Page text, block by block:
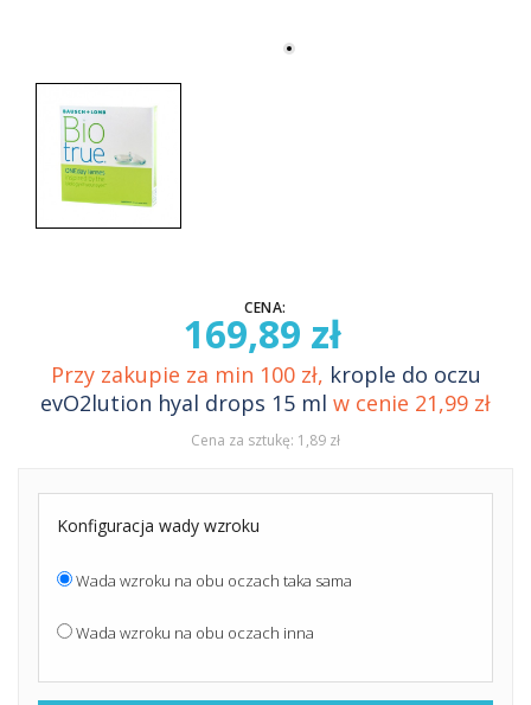
CENA:
169,89 zł
Przy zakupie za min 100 zł, krople do oczu
evO2lution hyal drops 15 ml w cenie 21,99 zł
Cena za sztukę: 1,89 zł
Konfiguracja wady wzroku
Wada wzroku na obu oczach taka sama
Wada wzroku na obu oczach inna